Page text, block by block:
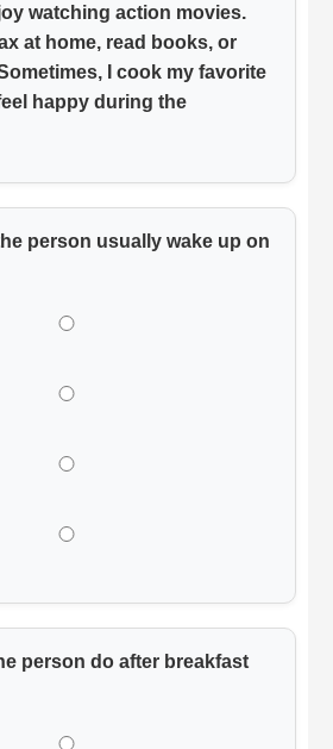
watching action movies.
at home, read books, or
I cook my favorite
happy during the
person usually wake up on
person do after breakfast